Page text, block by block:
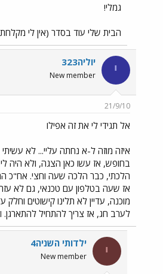
גמלי!
הבית שלי עוד בסדר (אין לי
י יוליה323
New member
21/9/10
אל תגידי לי את זה אפילו
איזה מוזה ל-א נחתה עליי... לא
בחופש, אז עשו כאן הצגה, ולא היה
הלכתי, כבר הלכה שעה וחצי. אח"כ
אז שעה בטלפון עם טכנאי, גם לא עזר,
מוכנה, עדיין לא תלינו קישוטים וחלק
לערב חג, אז צריך להתחיל להתארגן.
י ילדותי השניה4
New member